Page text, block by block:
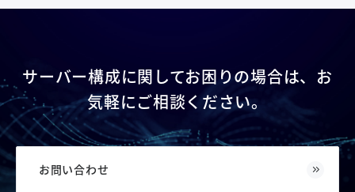
サーバー構成に関してお困りの場合は、お
気軽にご相談ください。
お問い合わせ